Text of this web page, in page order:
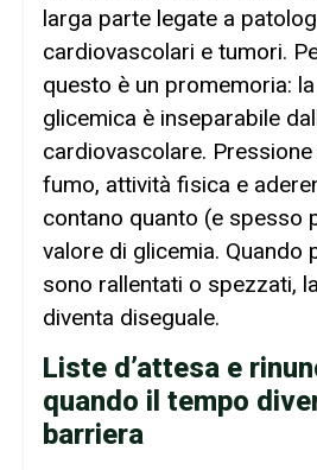
larga parte legate a
cardiovascolari e tumori.
questo è un promemoria:
glicemica è inseparabile
cardiovascolare.
fumo, attività fisica e
contano quanto (e spesso
valore di glicemia. Quando
sono rallentati o spezzati,
diventa diseguale.
Liste d’attesa e
quando il tempo
barriera